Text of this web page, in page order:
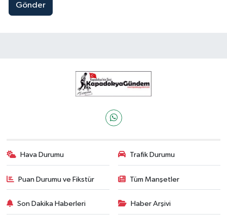
Gönder
Hava Durumu Trafik Durumu
Puan Durumu ve Fikstür Tüm Manşetler
Son Dakika Haberleri Haber Arşivi